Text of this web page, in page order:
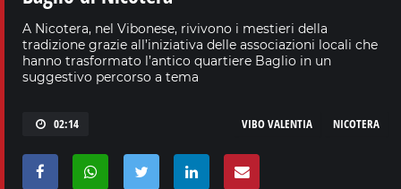
A Nicotera, nel Vibonese, rivivono i mestieri della
tradizione grazie all’iniziativa delle associazioni locali che
hanno trasformato l’antico quartiere Baglio in un
suggestivo percorso a tema
02:14 NICOTERA
VIBO VALENTIA